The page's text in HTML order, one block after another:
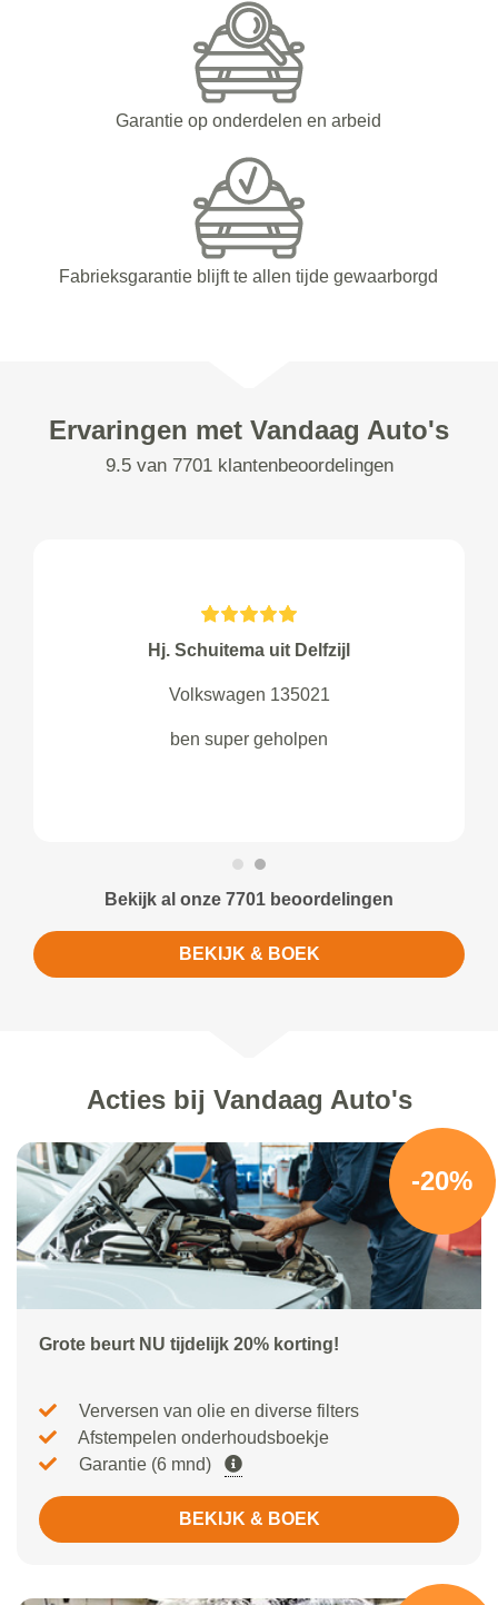
Garantie op onderdelen en arbeid
Fabrieksgarantie blijft te allen tijde gewaarborgd
Ervaringen met Vandaag Auto's
9.5 van 7701 klantenbeoordelingen
Hj. Schuitema uit Delfzijl
Volkswagen 135021
ben super geholpen
Bekijk al onze 7701 beoordelingen
BEKIJK & BOEK
Acties bij Vandaag Auto's
-20%
Grote beurt NU tijdelijk 20% korting!
Verversen van olie en diverse filters
Afstempelen onderhoudsboekje
Garantie (6 mnd)
BEKIJK & BOEK